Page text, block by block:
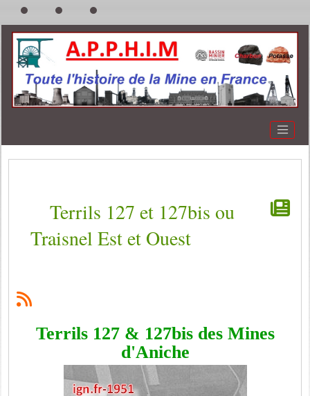
Terrils 127 et 127bis ou
Traisnel Est et Ouest
Terrils 127 & 127bis des Mines
d'Aniche